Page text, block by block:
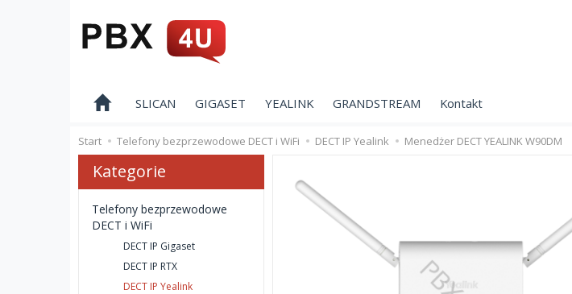
SLICAN GIGASET YEALINK GRANDSTREAM Kontakt
Start Telefony bezprzewodowe DECT i WiFi DECT IP Yealink Menedżer DECT YEALINK W90DM
Kategorie
Telefony bezprzewodowe
DECT i WiFi
DECT IP Gigaset
DECT IP RTX
DECT IP Yealink